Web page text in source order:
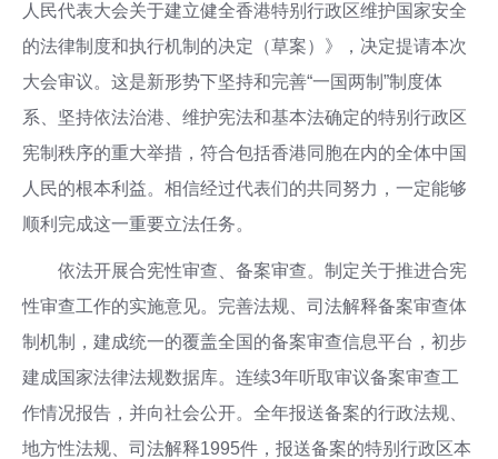
人民代表大会关于建立健全香港特别行政区维护国家安全
的法律制度和执行机制的决定（草案）》，决定提请本次
大会审议。这是新形势下坚持和完善“一国两制”制度体
系、坚持依法治港、维护宪法和基本法确定的特别行政区
宪制秩序的重大举措，符合包括香港同胞在内的全体中国
人民的根本利益。相信经过代表们的共同努力，一定能够
顺利完成这一重要立法任务。
依法开展合宪性审查、备案审查。制定关于推进合宪
性审查工作的实施意见。完善法规、司法解释备案审查体
制机制，建成统一的覆盖全国的备案审查信息平台，初步
建成国家法律法规数据库。连续3年听取审议备案审查工
作情况报告，并向社会公开。全年报送备案的行政法规、
地方性法规、司法解释1995件，报送备案的特别行政区本